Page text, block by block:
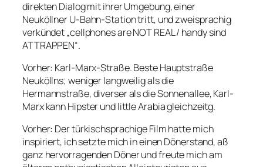
direkten Dialog mit ihrer Umgebung, einer
Neuköllner U-Bahn-Station tritt, und zweisprachig
verkündet „cellphones are NOT REAL / handy sind
ATTRAPPEN“.
Vorher: Karl-Marx-Straße. Beste Hauptstraße
Neuköllns; weniger langweilig als die
Hermannstraße, diverser als die Sonnenallee, Karl-
Marx kann Hipster und little Arabia gleichzeitg.
Vorher: Der türkischsprachige Film hatte mich
inspiriert, ich setzte mich in einen Dönerstand, aß
ganz hervorragenden Döner und freute mich am